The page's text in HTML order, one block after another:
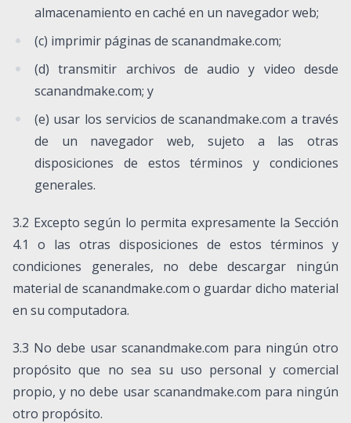
almacenamiento en caché en un navegador web;
(c) imprimir páginas de scanandmake.com;
(d) transmitir archivos de audio y video desde
scanandmake.com; y
(e) usar los servicios de scanandmake.com a través
de un navegador web, sujeto a las otras
disposiciones de estos términos y condiciones
generales.
3.2 Excepto según lo permita expresamente la Sección
4.1 o las otras disposiciones de estos términos y
condiciones generales, no debe descargar ningún
material de scanandmake.com o guardar dicho material
en su computadora.
3.3 No debe usar scanandmake.com para ningún otro
propósito que no sea su uso personal y comercial
propio, y no debe usar scanandmake.com para ningún
otro propósito.